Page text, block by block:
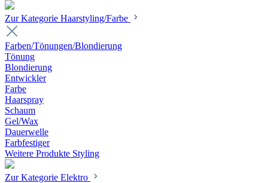
Zur Kategorie Haarstyling/Farbe
Farben/Tönungen/Blondierung
Tönung
Blondierung
Entwickler
Farbe
Haarspray
Schaum
Gel/Wax
Dauerwelle
Farbfestiger
Weitere Produkte Styling
Zur Kategorie Elektro